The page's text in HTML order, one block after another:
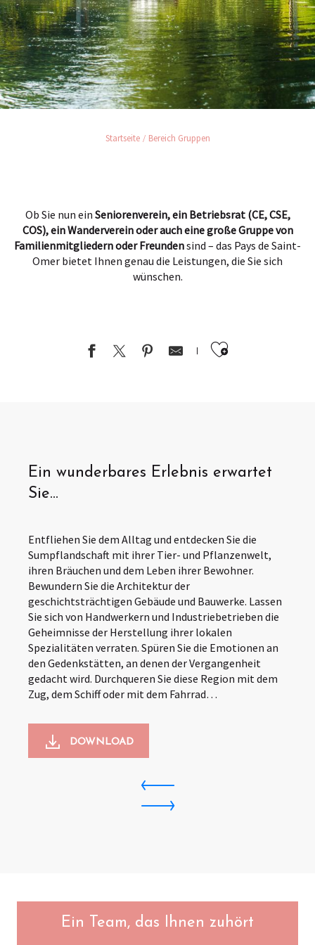
Startseite Bereich Gruppen
Ob Sie nun ein Seniorenverein, ein Betriebsrat (CE, CSE,
COS), ein Wanderverein oder auch eine große Gruppe von
Familienmitgliedern oder Freundensind – das Pays de Saint-
Omer bietet Ihnen genau die Leistungen, die Sie sich
wünschen.
Ajouter
Ein wunderbares Erlebnis erwartet
Sie…
Entfliehen Sie dem Alltag und entdecken Sie die
Sumpflandschaft mit ihrer Tier- und Pflanzenwelt,
ihren Bräuchen und dem Leben ihrer Bewohner.
Bewundern Sie die Architektur der
geschichtsträchtigen Gebäude und Bauwerke. Lassen
Sie sich von Handwerkern und Industriebetrieben die
Geheimnisse der Herstellung ihrer lokalen
Spezialitäten verraten. Spüren Sie die Emotionen an
den Gedenkstätten, an denen der Vergangenheit
gedacht wird. Durchqueren Sie diese Region mit dem
Zug, dem Schiff oder mit dem Fahrrad…
DOWNLOAD
Ein Team, das Ihnen zuhört